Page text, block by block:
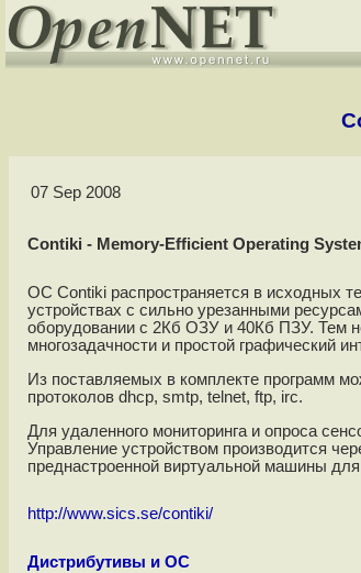
07 Sep 2008
Contiki - Memory-Efficient Operating
ОС Contiki распространяется в исходных
устройствах с сильно урезанными
оборудовании с 2Кб ОЗУ и 40Кб ПЗУ. Тем
многозадачности и простой графический
Из поставляемых в комплекте программ
протоколов dhcp, smtp, telnet, ftp, irc.
Для удаленного мониторинга и опроса
Управление устройством производится
преднастроенной виртуальной машины
http://www.sics.se/contiki/
Дистрибутивы и ОС